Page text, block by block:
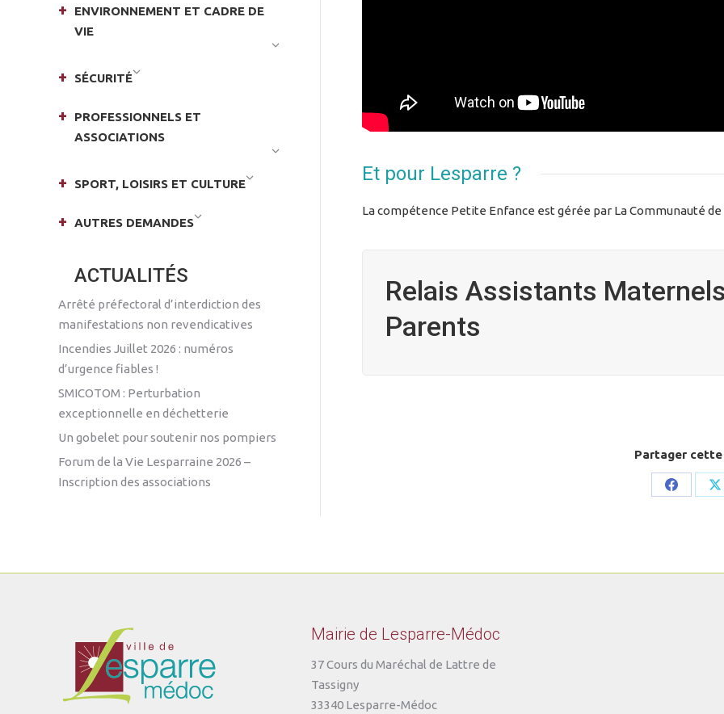
Et pour Lesparre ?
La compétence Petite Enfance est gérée par La Communauté
Relais Assistants
Parents
Partager cette
Share
ENVIRONNEMENT ET CADRE DE
VIE
SÉCURITÉ
PROFESSIONNELS ET
ASSOCIATIONS
SPORT, LOISIRS ET CULTURE
AUTRES DEMANDES
ACTUALITÉS
Arrêté préfectoral d’interdiction des
manifestations non revendicatives
Incendies Juillet 2026 : numéros
d’urgence fiables !
SMICOTOM : Perturbation
exceptionnelle en déchetterie
Un gobelet pour soutenir nos pompiers
Forum de la Vie Lesparraine 2026 –
Inscription des associations
Mairie de Lesparre-Médoc
37 Cours du Maréchal de Lattre de
Tassigny
33340 Lesparre-Médoc